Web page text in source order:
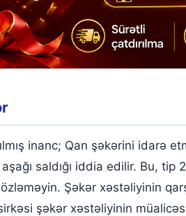
inanc; Qan şəkərini idarə
saldığı iddia edilir. Bu,
Şəkər xəstəliyinin
şəkər xəstəliyinin